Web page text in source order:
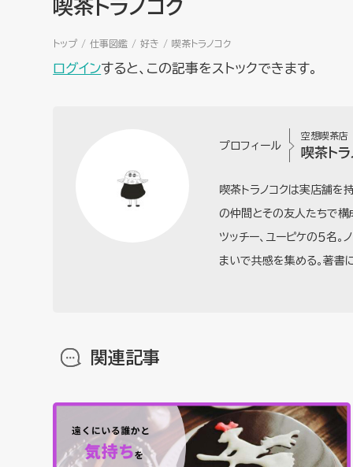
喫茶トラノコク
トップ 仕事図鑑 好き 喫茶トラノコク
ログインすると、この記事をストックできます。
プロフィール
空想喫茶店
喫茶トラ
喫茶トラノコクは実店舗を
の仲間とその友人たちで構
ツッチー、ユーピケの５名
まいで共感を集める。著書
関連記事